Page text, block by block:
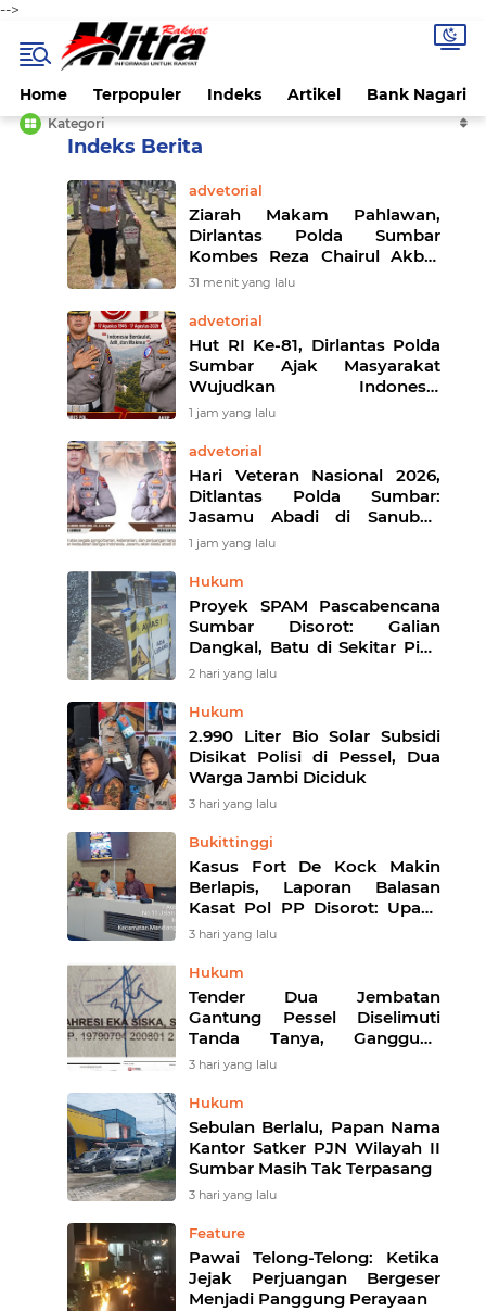
-->
Home Terpopuler Indeks Artikel Bank Nagari
Kategori
advetorial
Ziarah Makam Pahlawan,
Dirlantas Polda Sumbar
Kombes Reza Chairul Akbar
Tekankan Nilai Pengabdian
31 menit yang lalu
advetorial
Hut RI Ke-81, Dirlantas Polda
Sumbar Ajak Masyarakat
Wujudkan Indonesia
Berdaulat, Adil, dan Makmur
1 jam yang lalu
advetorial
Hari Veteran Nasional 2026,
Ditlantas Polda Sumbar:
Jasamu Abadi di Sanubari
Kami
1 jam yang lalu
Hukum
Proyek SPAM Pascabencana
Sumbar Disorot: Galian
Dangkal, Batu di Sekitar Pipa
hingga Nilai Kontrak Tak
2 hari yang lalu
Hukum
2.990 Liter Bio Solar Subsidi
Disikat Polisi di Pessel, Dua
Warga Jambi Diciduk
3 hari yang lalu
Bukittinggi
Kasus Fort De Kock Makin
Berlapis, Laporan Balasan
Kasat Pol PP Disorot: Upaya
Penegakan Hukum atau
3 hari yang lalu
Hukum
Tender Dua Jembatan
Gantung Pessel Diselimuti
Tanda Tanya, Gangguan
Sistem atau Permainan di
3 hari yang lalu
Hukum
Sebulan Berlalu, Papan Nama
Kantor Satker PJN Wilayah II
Sumbar Masih Tak Terpasang
3 hari yang lalu
Feature
Pawai Telong-Telong: Ketika
Jejak Perjuangan Bergeser
Menjadi Panggung Perayaan